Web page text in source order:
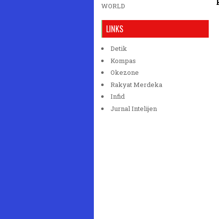
WORLD
LINKS
Detik
Kompas
Okezone
Rakyat Merdeka
Infid
Jurnal Intelijen